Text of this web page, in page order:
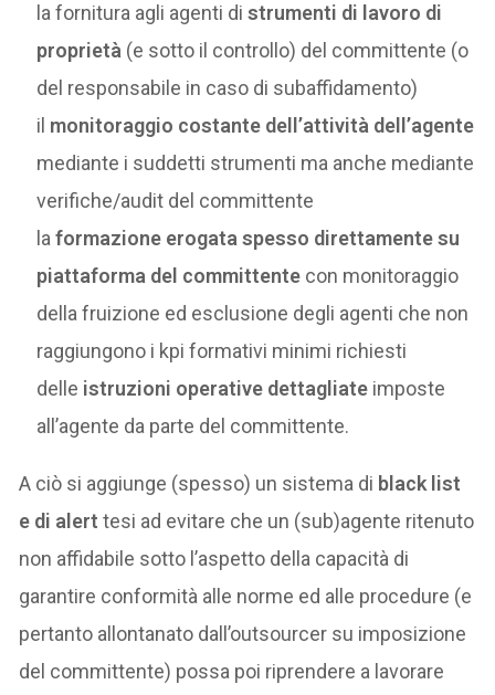
la fornitura agli agenti distrumenti di lavoro di
proprietà (e sotto il controllo) del committente (o
del responsabile in caso di subaffidamento)
il monitoraggio costante dell’attività dell’agente
mediante i suddetti strumenti ma anche mediante
verifiche/audit del committente
laformazione erogata spesso direttamente su
piattaforma del committente con monitoraggio
della fruizione ed esclusione degli agenti che non
raggiungono i kpi formativi minimi richiesti
delle istruzioni operative dettagliate imposte
all’agente da parte del committente.
A ciò si aggiunge (spesso) un sistema di black list
e di alert tesi ad evitare che un (sub)agente ritenuto
non affidabile sotto l’aspetto della capacità di
garantire conformità alle norme ed alle procedure (e
pertanto allontanato dall’outsourcer su imposizione
del committente) possa poi riprendere a lavorare